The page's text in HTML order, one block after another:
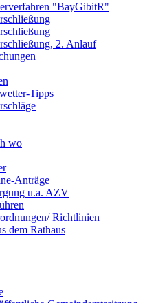
"BayGibitR"
2. Anlauf
Tipps
wo
Anträge
u.a. AZV
Richtlinien
dem Rathaus